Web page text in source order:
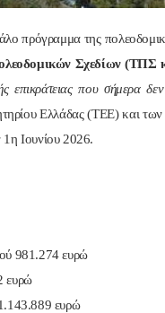
πρόγραμμα της
Σχεδίων (ΤΠΣ
επικράτειας που σήμερα δεν
Ελλάδας (ΤΕΕ) και
1η Ιουνίου 2026.
981.274 ευρώ
ευρώ
ευρώ